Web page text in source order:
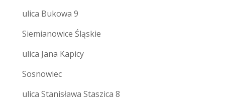
ulica Bukowa 9
Siemianowice Śląskie
ulica Jana Kapicy
Sosnowiec
ulica Stanisława Staszica 8